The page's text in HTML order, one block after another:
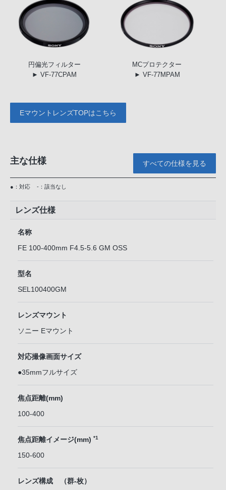
円偏光フィルター
► VF-77CPAM
MCプロテクター
► VF-77MPAM
EマウントレンズTOPはこちら
主な仕様 すべての仕様を見る
●：対応 -：該当なし
レンズ仕様
名称
FE 100-400mm F4.5-5.6 GM OSS
型名
SEL100400GM
レンズマウント
ソニー Eマウント
対応撮像画面サイズ
●35mmフルサイズ
焦点距離(mm)
100-400
焦点距離イメージ(mm) *1
150-600
レンズ構成 （群-枚）